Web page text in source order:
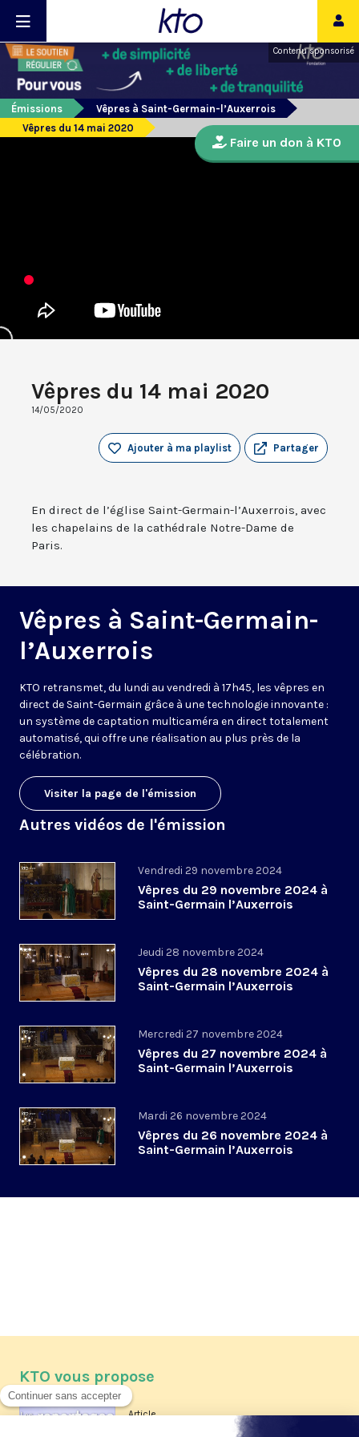
Contenu sponsorisé
Émissions
Vêpres à Saint-Germain-l’Auxerrois
Vêpres du 14 mai 2020
Vêpres du 14 mai 2020
14/05/2020
Partager
Ajouter à ma playlist
En direct de l’église Saint-Germain-l’Auxerrois, avec
les chapelains de la cathédrale Notre-Dame de
Paris.
Vêpres à Saint-Germain-
l’Auxerrois
KTO retransmet, du lundi au vendredi à 17h45, les vêpres en
direct de Saint-Germain grâce à une technologie innovante :
un système de captation multicaméra en direct totalement
automatisé, qui offre une réalisation au plus près de la
célébration.
Visiter la page de l'émission
Autres vidéos de l'émission
Vendredi 29 novembre 2024
Vêpres du 29 novembre 2024 à
Saint-Germain l’Auxerrois
Jeudi 28 novembre 2024
Vêpres du 28 novembre 2024 à
Saint-Germain l’Auxerrois
Mercredi 27 novembre 2024
Vêpres du 27 novembre 2024 à
Saint-Germain l’Auxerrois
Mardi 26 novembre 2024
Vêpres du 26 novembre 2024 à
Saint-Germain l’Auxerrois
Faire un don à KTO
KTO vous propose
Article
Les reportages d'été 2026 de KTO